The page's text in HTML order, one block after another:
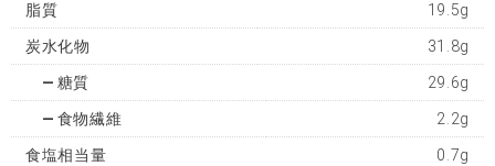
脂質 19.5g
炭水化物 31.8g
糖質 29.6g
食物繊維 2.2g
食塩相当量 0.7g